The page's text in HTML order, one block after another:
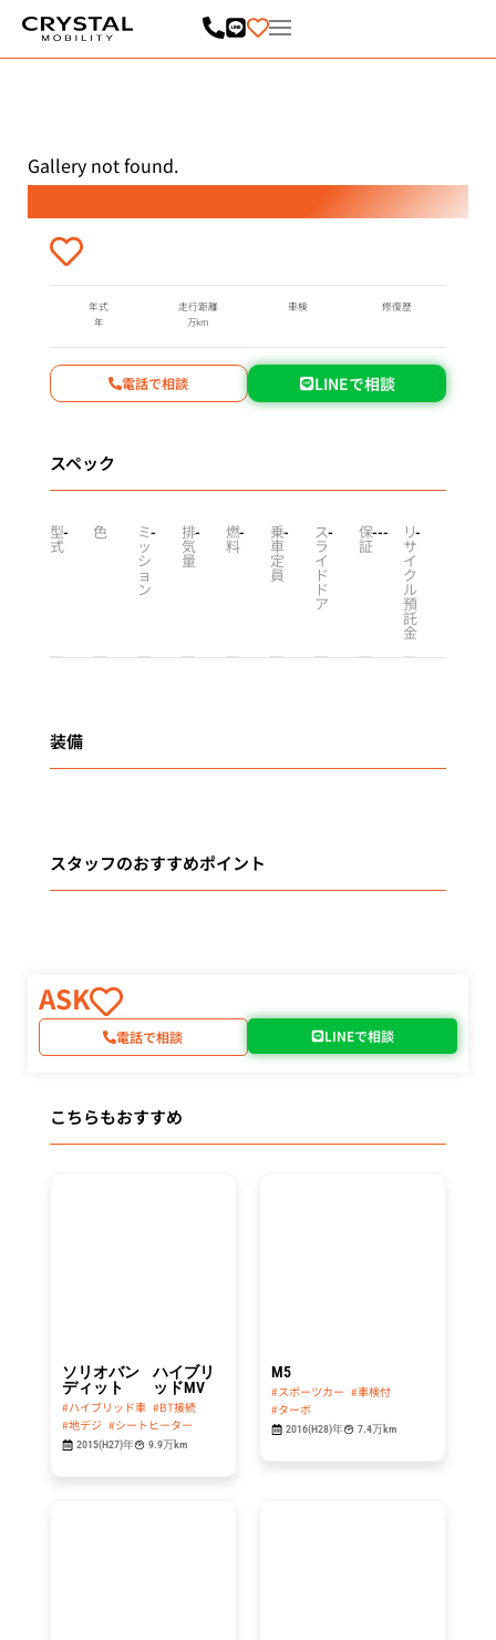
ッ
Gallery not found.
年式
年
走行距離
万km
車検 修復歴
電話で相談 LINEで相談
スペック
型
式
- 色 ミ
ッ
シ
ョ
ン
- 排
気
量
- 燃
料
- 乗
車
定
員
- ス
ラ
イ
ド
ド
ア
- 保
証
--- リ
サ
イ
ク
ル
預
託
金
-
装備
スタッフのおすすめポイント
ASK
電話で相談 LINEで相談
こちらもおすすめ
ソリオバン
ディット
ハイブリ
ッドMV
#ハイブリッド車 #BT接続
#地デジ #シートヒーター
2015(H27)年 9.9万km
M5
#スポーツカー #車検付
#ターボ
2016(H28)年 7.4万km